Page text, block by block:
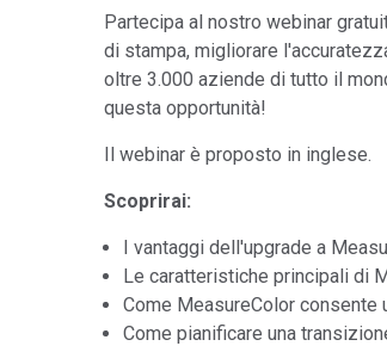
Partecipa al nostro webinar
di stampa, migliorare
oltre 3.000 aziende di tutto il
questa opportunità!
Il webinar è proposto in inglese.
Scoprirai:
I vantaggi dell'upgrade a
Le caratteristiche principali di
Come MeasureColor
Come pianificare una